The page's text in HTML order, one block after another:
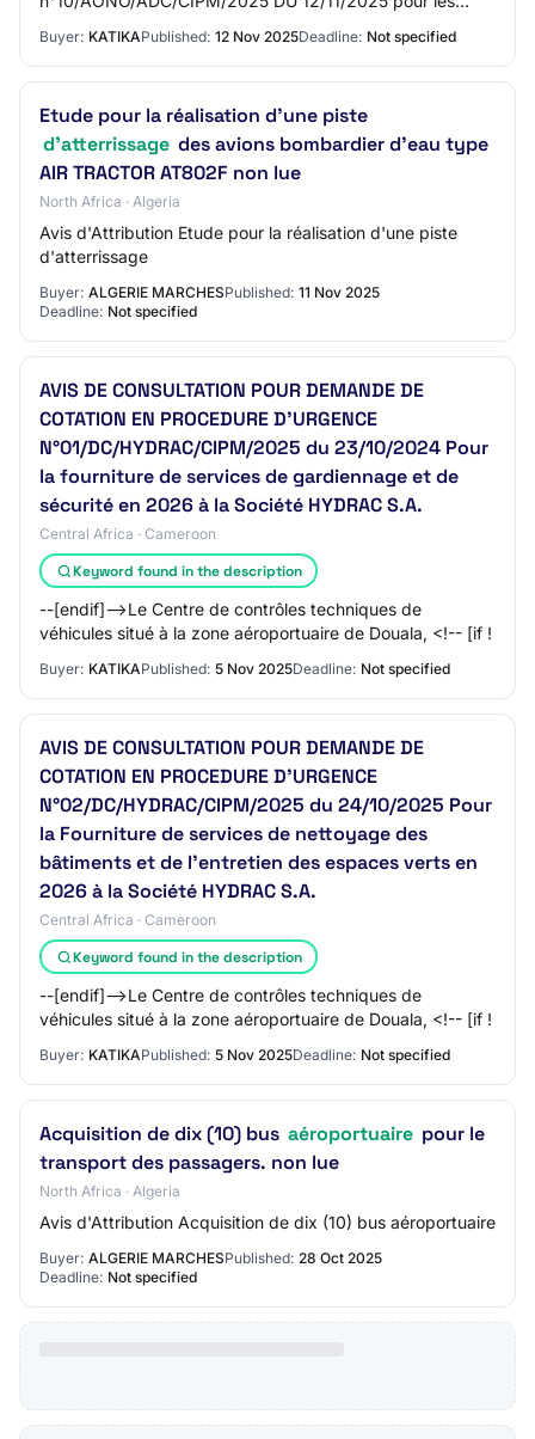
de la plat…
Buyer: KATIKAPublished: 12 Nov 2025Deadline: Not specified
Etude pour la réalisation d'une piste
d'atterrissage des avions bombardier d'eau type
AIR TRACTOR AT802F non lue
North Africa · Algeria
Avis d'Attribution Etude pour la réalisation d'une piste
d'atterrissage
Buyer: ALGERIE MARCHESPublished: 11 Nov 2025
Deadline: Not specified
AVIS DE CONSULTATION POUR DEMANDE DE
COTATION EN PROCEDURE D’URGENCE
N°01/DC/HYDRAC/CIPM/2025 du 23/10/2024 Pour
la fourniture de services de gardiennage et de
sécurité en 2026 à la Société HYDRAC S.A.
Central Africa · Cameroon
Keyword found in the description
--[endif]-->Le Centre de contrôles techniques de
véhicules situé à la zone aéroportuaire de Douala, <!-- [if !
Buyer: KATIKAPublished: 5 Nov 2025Deadline: Not specified
AVIS DE CONSULTATION POUR DEMANDE DE
COTATION EN PROCEDURE D’URGENCE
N°02/DC/HYDRAC/CIPM/2025 du 24/10/2025 Pour
la Fourniture de services de nettoyage des
bâtiments et de l’entretien des espaces verts en
2026 à la Société HYDRAC S.A.
Central Africa · Cameroon
Keyword found in the description
--[endif]-->Le Centre de contrôles techniques de
véhicules situé à la zone aéroportuaire de Douala, <!-- [if !
Buyer: KATIKAPublished: 5 Nov 2025Deadline: Not specified
Acquisition de dix (10) bus aéroportuaire pour le
transport des passagers. non lue
North Africa · Algeria
Avis d'Attribution Acquisition de dix (10) bus aéroportuaire
Buyer: ALGERIE MARCHESPublished: 28 Oct 2025
Deadline: Not specified